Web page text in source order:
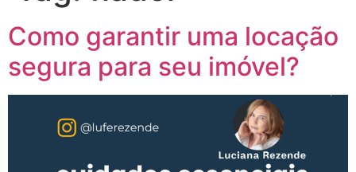
Como garantir uma locação
segura para seu imóvel?